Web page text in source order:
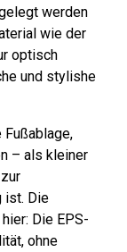
werden
wie der
optisch
und stylishe
Fußablage,
– als kleiner
ist. Die
Die EPS-
ohne